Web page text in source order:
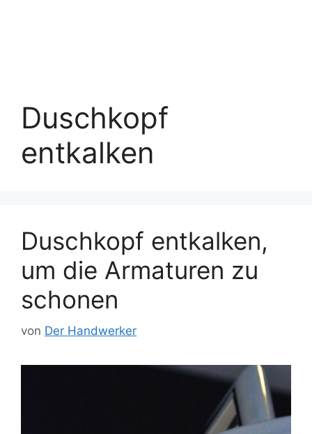
Duschkopf
entkalken
Duschkopf entkalken,
um die Armaturen zu
schonen
von Der Handwerker